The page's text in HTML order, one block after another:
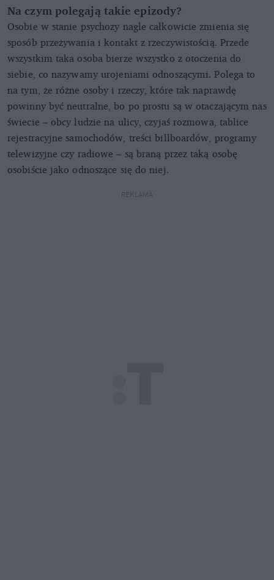
Na czym polegają takie epizody?
Osobie w stanie psychozy nagle całkowicie zmienia się
sposób przeżywania i kontakt z rzeczywistością. Przede
wszystkim taka osoba bierze wszystko z otoczenia do
siebie, co nazywamy urojeniami odnoszącymi. Polega to
na tym, że różne osoby i rzeczy, które tak naprawdę
powinny być neutralne, bo po prostu są w otaczającym nas
świecie – obcy ludzie na ulicy, czyjaś rozmowa, tablice
rejestracyjne samochodów, treści billboardów, programy
telewizyjne czy radiowe – są braną przez taką osobę
osobiście jako odnoszące się do niej.
REKLAMA